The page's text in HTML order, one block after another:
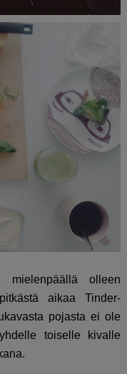
mielenpäällä olleen
aikaa Tinder-
pojasta ei ole
toiselle kivalle